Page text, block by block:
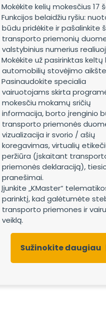
Mokėkite kelių mokesčius 17
Funkcijos belaidžiu ryšiu:
būdu pridėkite ir pašalinkite
transporto priemonių
valstybinius numerius
Mokėkite už pasirinktas keltų
automobilių stovėjimo
Pasinaudokite specialia
vairuotojams skirta
mokesčiu mokamų sričių
informacija, borto įrenginio
transporto priemonės
vizualizacija ir svorio / ašių
koregavimas, virtualių
peržiūra (įskaitant
priemonės deklaraciją),
pranešimai.
Įjunkite „KMaster“
parinktį, kad galėtumėte
transporto priemones ir
veiklą.
Sužinokite daugiau